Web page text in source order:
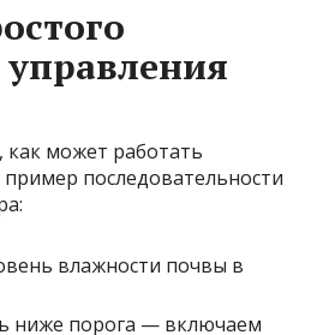
может работать
последовательности
влажности почвы в
ниже порога — включаем